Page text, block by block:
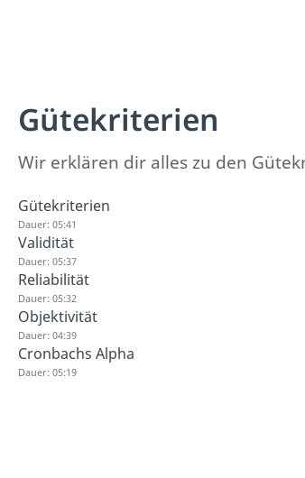
Gütekriterien
Wir erklären dir alles zu den
Gütekriterien
Dauer: 05:41
Validität
Dauer: 05:37
Reliabilität
Dauer: 05:32
Objektivität
Dauer: 04:39
Cronbachs Alpha
Dauer: 05:19